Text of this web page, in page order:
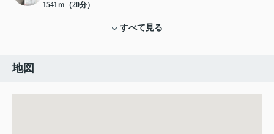
1541ｍ（20分）
すべて見る
地図